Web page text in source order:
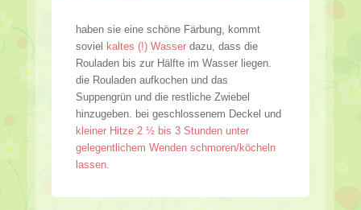
haben sie eine schöne Färbung, kommt
soviel kaltes (!) Wasser dazu, dass die
Rouladen bis zur Hälfte im Wasser liegen.
die Rouladen aufkochen und das
Suppengrün und die restliche Zwiebel
hinzugeben. bei geschlossenem Deckel und
kleiner Hitze 2 ½ bis 3 Stunden unter
gelegentlichem Wenden schmoren/köcheln
lassen.